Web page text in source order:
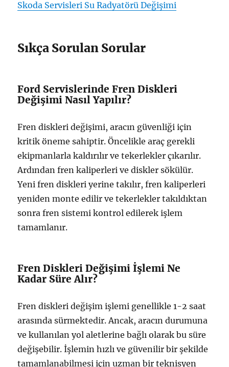
Skoda Servisleri Su Radyatörü Değişimi
Sıkça Sorulan Sorular
Ford Servislerinde Fren Diskleri
Değişimi Nasıl Yapılır?
Fren diskleri değişimi, aracın güvenliği için
kritik öneme sahiptir. Öncelikle araç gerekli
ekipmanlarla kaldırılır ve tekerlekler çıkarılır.
Ardından fren kaliperleri ve diskler sökülür.
Yeni fren diskleri yerine takılır, fren kaliperleri
yeniden monte edilir ve tekerlekler takıldıktan
sonra fren sistemi kontrol edilerek işlem
tamamlanır.
Fren Diskleri Değişimi İşlemi Ne
Kadar Süre Alır?
Fren diskleri değişim işlemi genellikle 1-2 saat
arasında sürmektedir. Ancak, aracın durumuna
ve kullanılan yol aletlerine bağlı olarak bu süre
değişebilir. İşlemin hızlı ve güvenilir bir şekilde
tamamlanabilmesi için uzman bir teknisyen